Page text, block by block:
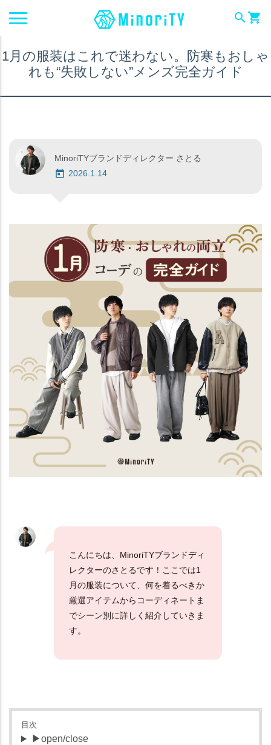
searchshopping_cart
1月の服装はこれで迷わない。防寒もおしゃ
れも“失敗しない”メンズ完全ガイド
MinoriTYブランドディレクター さとる
2026.1.14
こんにちは、MinoriTYブランドディ
レクターのさとるです！ここでは1
月の服装について、何を着るべきか
厳選アイテムからコーディネートま
でシーン別に詳しく紹介していきま
す。
目次
▶open/close